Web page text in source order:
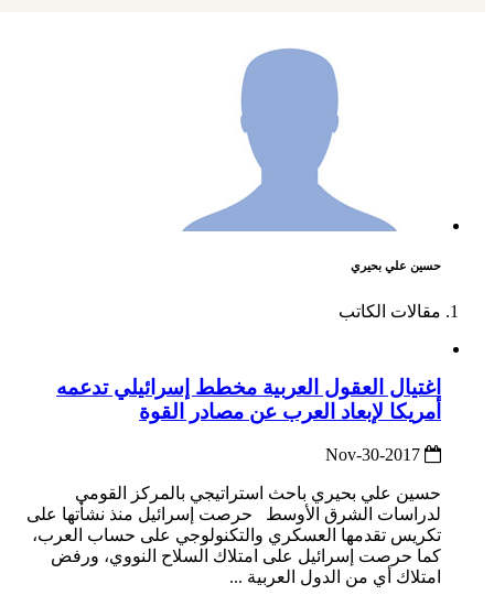
حسين علي بحيري
مقالات الكاتب
اغتيال العقول العربية مخطط إسرائيلي تدعمه
أمريكا لإبعاد العرب عن مصادر القوة
حسين علي بحيري باحث استراتيجي بالمركز القومي
لدراسات الشرق الأوسط حرصت إسرائيل منذ نشأتها على
تكريس تقدمها العسكري والتكنولوجي على حساب العرب،
كما حرصت إسرائيل على امتلاك السلاح النووي، ورفض
امتلاك أي من الدول العربية ...